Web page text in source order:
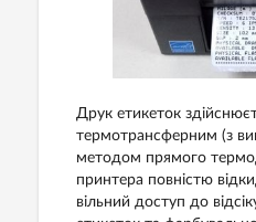
Друк етикеток
термотрансферним (з
методом прямого
принтера повністю
вільний доступ до